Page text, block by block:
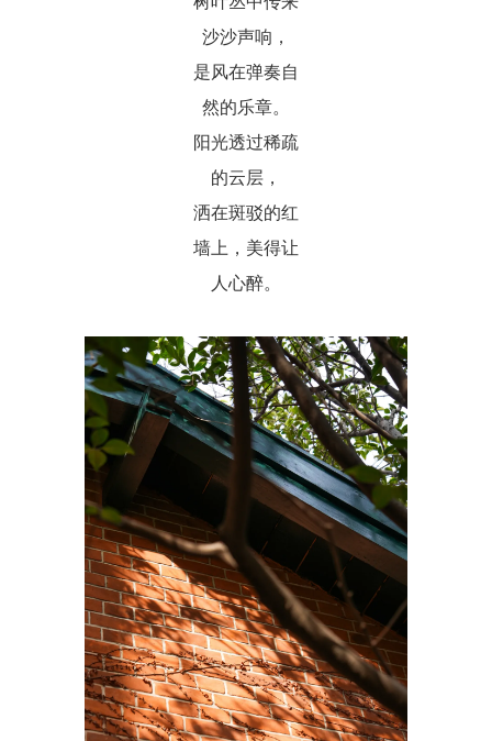
沙沙声响，
是风在弹奏自
然的乐章。
阳光透过稀疏
的云层，
洒在斑驳的红
墙上，美得让
人心醉。